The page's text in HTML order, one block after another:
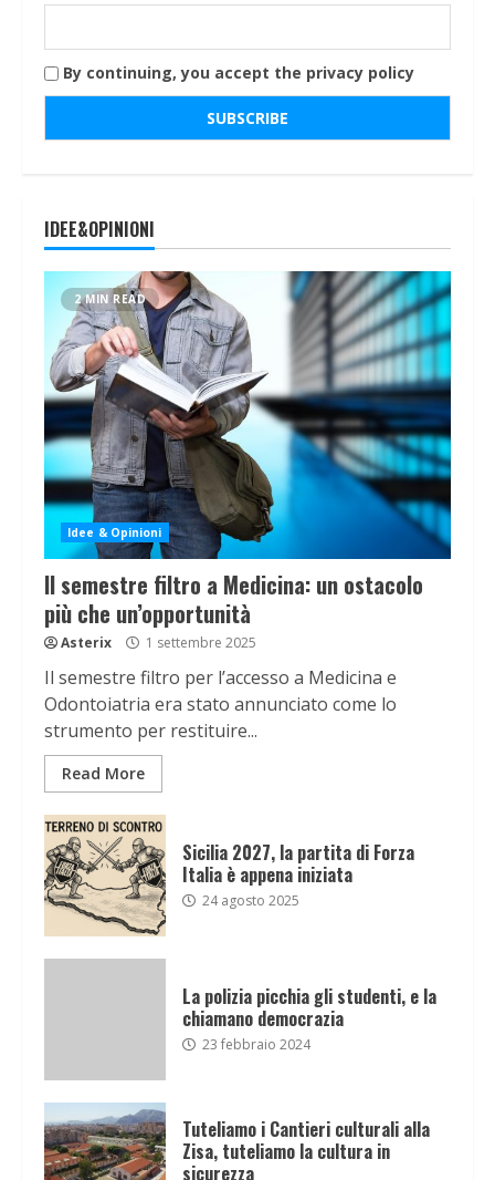
By continuing, you accept the privacy policy
IDEE&OPINIONI
2 MIN READ
Idee & Opinioni
Il semestre filtro a Medicina: un ostacolo
più che un’opportunità
Asterix 1 settembre 2025
Il semestre filtro per l’accesso a Medicina e
Odontoiatria era stato annunciato come lo
strumento per restituire...
Read More
Sicilia 2027, la partita di Forza
Italia è appena iniziata
24 agosto 2025
La polizia picchia gli studenti, e la
chiamano democrazia
23 febbraio 2024
Tuteliamo i Cantieri culturali alla
Zisa, tuteliamo la cultura in
sicurezza